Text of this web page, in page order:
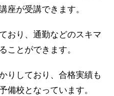
座が受講できます。
おり、通勤などのスキマ
ことができます。
りしており、合格実績も
備校となっています。